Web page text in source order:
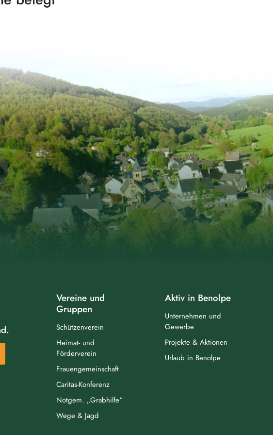
Vereine und
Gruppen
Schützenverein
Heimat- und
Förderverein
Frauengemeinschaft
Caritas-Konferenz
Notgem. „Grabhilfe“
Wege & Jagd
Aktiv in Benolpe
Unternehmen und
Gewerbe
Projekte & Aktionen
Urlaub in Benolpe